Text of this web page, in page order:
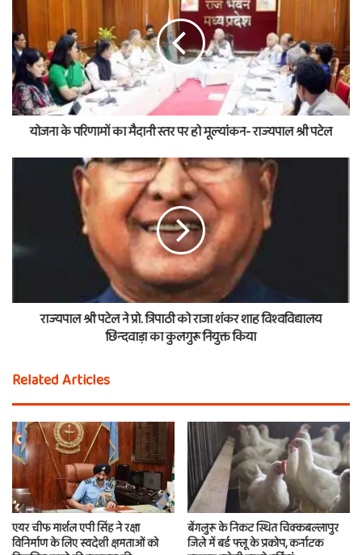
योजना के परिणामों का मैदानी स्तर पर हो मूल्यांकन- राज्यपाल श्री पटेल
राज्यपाल श्री पटेल ने प्रो. त्रिपाठी को राजा शंकर शाह विश्वविद्यालय
छिन्दवाड़ा का कुलगुरू नियुक्त किया
Related Articles
एयर चीफ मार्शल एपी सिंह ने रक्षा
विनिर्माण के लिए स्वदेशी क्षमताओं को
बेंगलुरू के निकट स्थित चिक्कबल्लापुर
जिले में बर्ड फ्लू के प्रकोप, कर्नाटक